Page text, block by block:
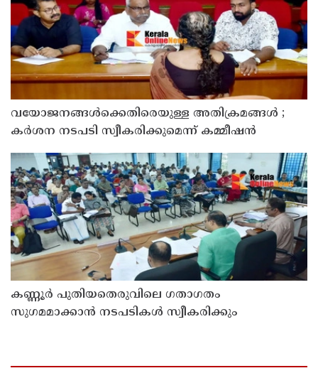
വയോജനങ്ങൾക്കെതിരെയുള്ള അതിക്രമങ്ങൾ ;
കർശന നടപടി സ്വീകരിക്കുമെന്ന് കമ്മീഷൻ
കണ്ണൂർ പുതിയതെരുവിലെ ഗതാഗതം
സുഗമമാക്കാന്‍ നടപടികള്‍ സ്വീകരിക്കും